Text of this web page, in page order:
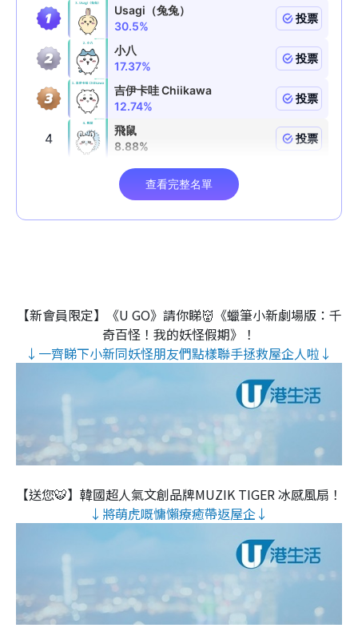
【新會員限定】《U GO》請你睇👹《蠟筆小新劇場版：千
奇百怪！我的妖怪假期》！
↓一齊睇下小新同妖怪朋友們點樣聯手拯救屋企人啦↓
【送您🐯】韓國超人氣文創品牌MUZIK TIGER 冰感風扇！
↓將萌虎嘅慵懶療癒帶返屋企↓